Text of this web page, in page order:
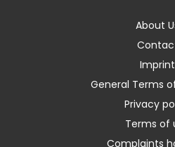
About
Imprint
General Terms
Privacy
Terms of
Complaints